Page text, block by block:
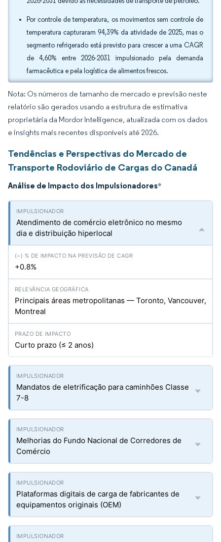
Por controle de temperatura, os movimentos sem controle de
temperatura capturaram 94,39% da atividade de 2025, mas o
segmento refrigerado está previsto para crescer a uma CAGR
de 4,60% entre 2026-2031 impulsionado pela demanda
farmacêutica e pela logística de alimentos frescos.
Nota: Os números de tamanho de mercado e previsão neste
relatório são gerados usando a estrutura de estimativa
proprietária da Mordor Intelligence, atualizada com os dados
e insights mais recentes disponíveis até 2026.
Tendências e Perspectivas do Mercado de
Transporte Rodoviário de Cargas do Canadá
Análise de Impacto dos Impulsionadores*
Atendimento de comércio eletrônico no mesmo
dia e distribuição hiperlocal
+0.8%
Principais áreas metropolitanas — Toronto, Vancouver,
Montreal
Curto prazo (≤ 2 anos)
Mandatos de eletrificação para caminhões Classe
7-8
Melhorias do Fundo Nacional de Corredores de
Comércio
Plataformas digitais de carga de fabricantes de
equipamentos originais (OEM)